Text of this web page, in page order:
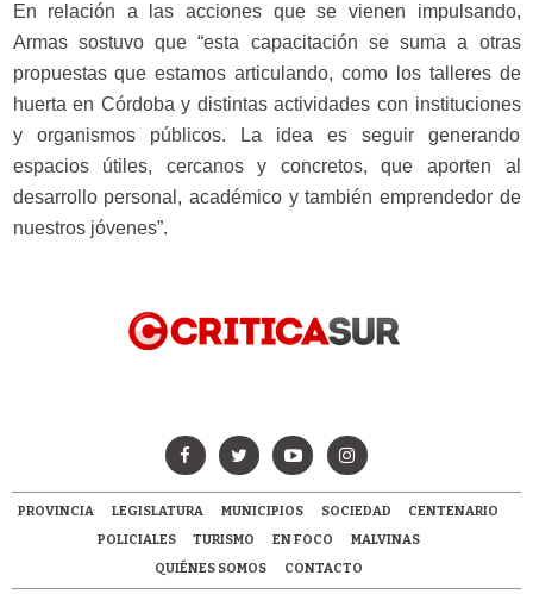
En relación a las acciones que se vienen impulsando,
Armas sostuvo que “esta capacitación se suma a otras
propuestas que estamos articulando, como los talleres de
huerta en Córdoba y distintas actividades con instituciones
y organismos públicos. La idea es seguir generando
espacios útiles, cercanos y concretos, que aporten al
desarrollo personal, académico y también emprendedor de
nuestros jóvenes”.
PROVINCIA LEGISLATURA MUNICIPIOS SOCIEDAD
CENTENARIO
POLICIALES
TURISMO EN FOCO
MALVINAS
QUIÉNES SOMOS
CONTACTO